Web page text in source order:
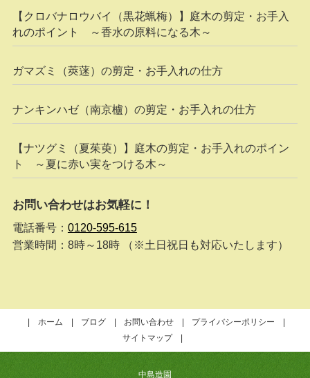
【クロバナロウバイ（黒花蝋梅）】庭木の剪定・お手入
れのポイント ～香水の原料になる木～
ガマズミ（莢蒾）の剪定・お手入れの仕方
ナンキンハゼ（南京櫨）の剪定・お手入れの仕方
【ナツグミ（夏茱萸）】庭木の剪定・お手入れのポイン
ト ～夏に赤い実をつける木～
お問い合わせはお気軽に！
電話番号： 0120-595-615
営業時間：8時～18時 （※土日祝日も対応いたします）
ホーム ブログ お問い合わせ
プライバシーポリシー
サイトマップ
中島造園